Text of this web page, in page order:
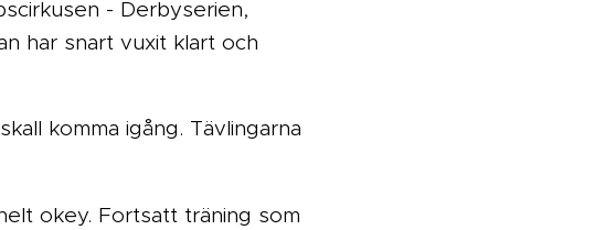
- Derbyserien,
har snart vuxit klart och
komma igång. Tävlingarna
okey. Fortsatt träning som